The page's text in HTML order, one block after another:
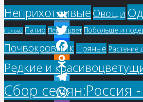
VK
Twitter
Facebook
Odnoklassniki
Telegram
Неприхотливые Овощи
Пальма Патио Первоцвет Побольше и
Почвокровник Пряные Растение
Редкие и
Сбор семян:Россия